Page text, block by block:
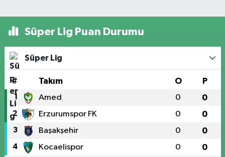
Süper Lig Puan Durumu
Süper Lig
# Takım O P
1 Amed 0 0
2 Erzurumspor FK 0 0
3 Başakşehir 0 0
4 Kocaelispor 0 0